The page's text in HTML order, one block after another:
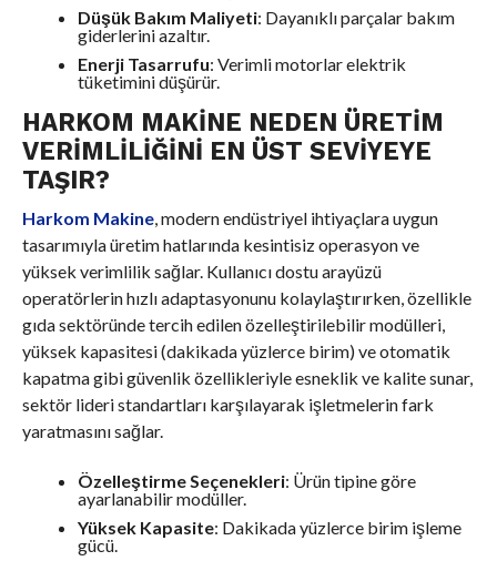
Düşük Bakım Maliyeti: Dayanıklı parçalar bakım
giderlerini azaltır.
Enerji Tasarrufu: Verimli motorlar elektrik
tüketimini düşürür.
HARKOM MAKINE NEDEN ÜRETIM
VERIMLILIĞINI EN ÜST SEVIYEYE
TAŞIR?
Harkom Makine, modern endüstriyel ihtiyaçlara uygun
tasarımıyla üretim hatlarında kesintisiz operasyon ve
yüksek verimlilik sağlar. Kullanıcı dostu arayüzü
operatörlerin hızlı adaptasyonunu kolaylaştırırken, özellikle
gıda sektöründe tercih edilen özelleştirilebilir modülleri,
yüksek kapasitesi (dakikada yüzlerce birim) ve otomatik
kapatma gibi güvenlik özellikleriyle esneklik ve kalite sunar,
sektör lideri standartları karşılayarak işletmelerin fark
yaratmasını sağlar.
Özelleştirme Seçenekleri: Ürün tipine göre
ayarlanabilir modüller.
Yüksek Kapasite: Dakikada yüzlerce birim işleme
gücü.